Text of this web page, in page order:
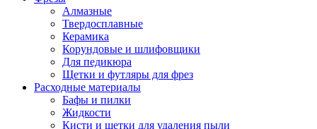
Алмазные
Твердосплавные
Керамика
Корундовые и шлифовщики
Для педикюра
Щетки и футляры для фрез
Расходные материалы
Бафы и пилки
Жидкости
Кисти и щетки для удаления пыли